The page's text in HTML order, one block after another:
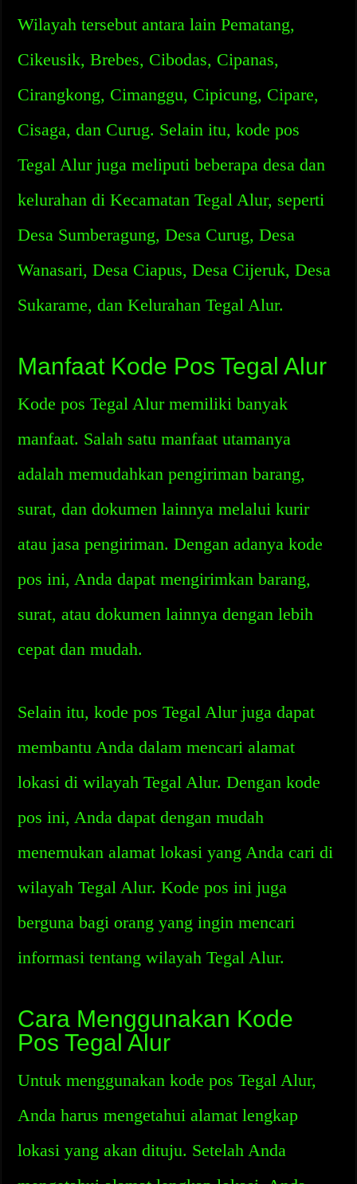
Wilayah tersebut antara lain Pematang,
Cikeusik, Brebes, Cibodas, Cipanas,
Cirangkong, Cimanggu, Cipicung, Cipare,
Cisaga, dan Curug. Selain itu, kode pos
Tegal Alur juga meliputi beberapa desa dan
kelurahan di Kecamatan Tegal Alur, seperti
Desa Sumberagung, Desa Curug, Desa
Wanasari, Desa Ciapus, Desa Cijeruk, Desa
Sukarame, dan Kelurahan Tegal Alur.
Manfaat Kode Pos Tegal Alur
Kode pos Tegal Alur memiliki banyak
manfaat. Salah satu manfaat utamanya
adalah memudahkan pengiriman barang,
surat, dan dokumen lainnya melalui kurir
atau jasa pengiriman. Dengan adanya kode
pos ini, Anda dapat mengirimkan barang,
surat, atau dokumen lainnya dengan lebih
cepat dan mudah.
Selain itu, kode pos Tegal Alur juga dapat
membantu Anda dalam mencari alamat
lokasi di wilayah Tegal Alur. Dengan kode
pos ini, Anda dapat dengan mudah
menemukan alamat lokasi yang Anda cari di
wilayah Tegal Alur. Kode pos ini juga
berguna bagi orang yang ingin mencari
informasi tentang wilayah Tegal Alur.
Cara Menggunakan Kode
Pos Tegal Alur
Untuk menggunakan kode pos Tegal Alur,
Anda harus mengetahui alamat lengkap
lokasi yang akan dituju. Setelah Anda